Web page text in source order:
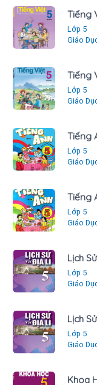
Tiếng
Lớp 5
Giáo
Tiếng
Lớp 5
Giáo
Tiếng
Lớp 5
Giáo
Tiếng
Lớp 5
Giáo
Lịch
Lớp 5
Giáo
Lịch
Lớp 5
Giáo
Khoa